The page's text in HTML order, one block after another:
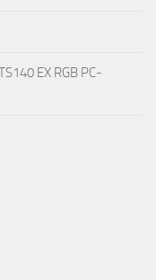
EX RGB PC-